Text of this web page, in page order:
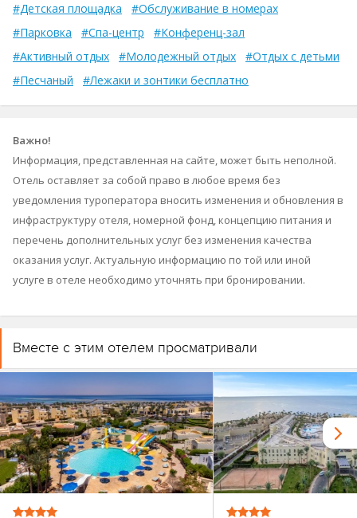
#Детская площадка
#Обслуживание в номерах
#Парковка
#Спа-центр
#Конференц-зал
#Активный отдых
#Молодежный отдых
#Отдых с детьми
#Песчаный
#Лежаки и зонтики бесплатно
Важно!
Информация, представленная на сайте, может быть неполной.
Отель оставляет за собой право в любое время без
уведомления туроператора вносить изменения и обновления в
инфраструктуру отеля, номерной фонд, концепцию питания и
перечень дополнительных услуг без изменения качества
оказания услуг. Актуальную информацию по той или иной
услуге в отеле необходимо уточнять при бронировании.
Вместе с этим отелем просматривали